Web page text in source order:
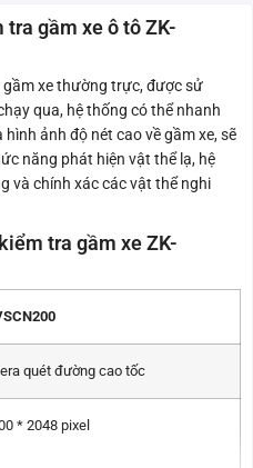
gầm xe ô tô ZK-
gầm xe thường trực, được sử
qua, hệ thống có thể nhanh
ảnh độ nét cao về gầm xe, sẽ
năng phát hiện vật thể lạ, hệ
và chính xác các vật thể nghi
tra gầm xe ZK-
quét đường cao tốc
* 2048 pixel